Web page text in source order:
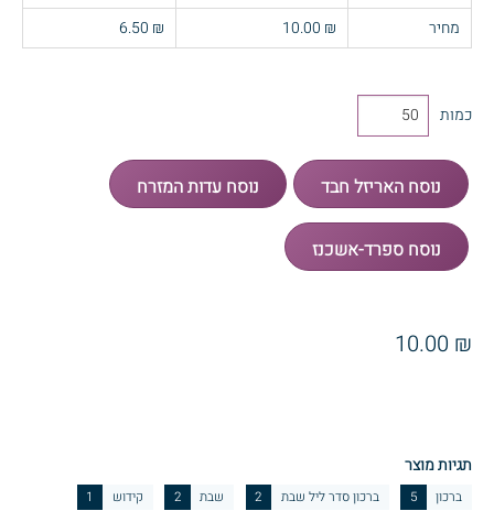
מחיר ₪ 10.00
₪ 6.50
כמות
₪ 10.00
תגיות מוצר
ברכון 5 ברכון סדר ליל שבת 2 שבת 2 קידוש 1